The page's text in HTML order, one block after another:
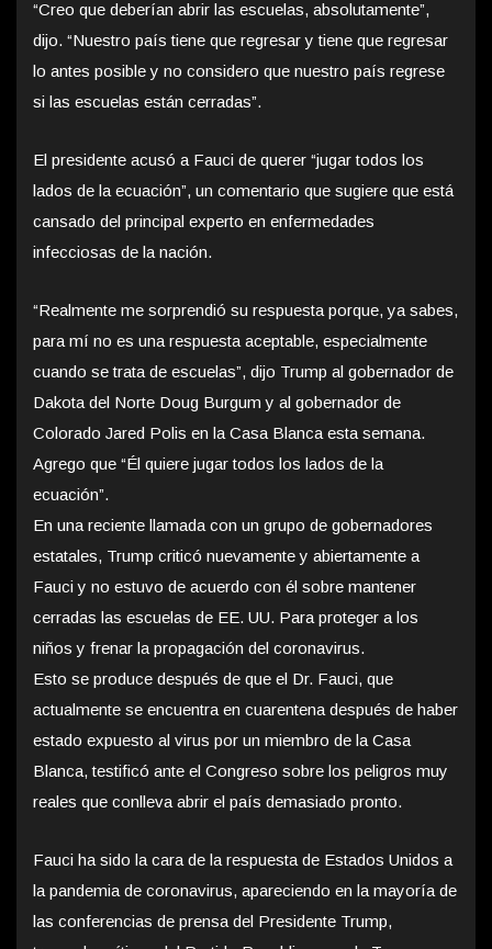
“Creo que deberían abrir las escuelas, absolutamente”,
dijo. “Nuestro país tiene que regresar y tiene que regresar
lo antes posible y no considero que nuestro país regrese
si las escuelas están cerradas”.
El presidente acusó a Fauci de querer “jugar todos los
lados de la ecuación”, un comentario que sugiere que está
cansado del principal experto en enfermedades
infecciosas de la nación.
“Realmente me sorprendió su respuesta porque, ya sabes,
para mí no es una respuesta aceptable, especialmente
cuando se trata de escuelas”, dijo Trump al gobernador de
Dakota del Norte Doug Burgum y al gobernador de
Colorado Jared Polis en la Casa Blanca esta semana.
Agrego que “Él quiere jugar todos los lados de la
ecuación”.
En una reciente llamada con un grupo de gobernadores
estatales, Trump criticó nuevamente y abiertamente a
Fauci y no estuvo de acuerdo con él sobre mantener
cerradas las escuelas de EE. UU. Para proteger a los
niños y frenar la propagación del coronavirus.
Esto se produce después de que el Dr. Fauci, que
actualmente se encuentra en cuarentena después de haber
estado expuesto al virus por un miembro de la Casa
Blanca, testificó ante el Congreso sobre los peligros muy
reales que conlleva abrir el país demasiado pronto.
Fauci ha sido la cara de la respuesta de Estados Unidos a
la pandemia de coronavirus, apareciendo en la mayoría de
las conferencias de prensa del Presidente Trump,